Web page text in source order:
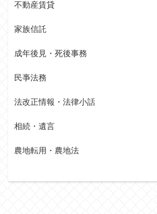
不動産賃貸
家族信託
成年後見・死後事務
民亊法務
法改正情報・法律小話
相続・遺言
農地転用・農地法